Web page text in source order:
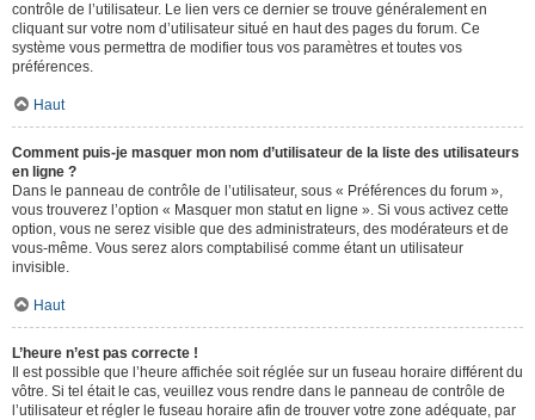
contrôle de l’utilisateur. Le lien vers ce dernier se trouve généralement en
cliquant sur votre nom d’utilisateur situé en haut des pages du forum. Ce
système vous permettra de modifier tous vos paramètres et toutes vos
préférences.
Haut
Comment puis-je masquer mon nom d’utilisateur de la liste des utilisateurs
en ligne ?
Dans le panneau de contrôle de l’utilisateur, sous « Préférences du forum »,
vous trouverez l’option « Masquer mon statut en ligne ». Si vous activez cette
option, vous ne serez visible que des administrateurs, des modérateurs et de
vous-même. Vous serez alors comptabilisé comme étant un utilisateur
invisible.
Haut
L’heure n’est pas correcte !
Il est possible que l’heure affichée soit réglée sur un fuseau horaire différent du
vôtre. Si tel était le cas, veuillez vous rendre dans le panneau de contrôle de
l’utilisateur et régler le fuseau horaire afin de trouver votre zone adéquate, par